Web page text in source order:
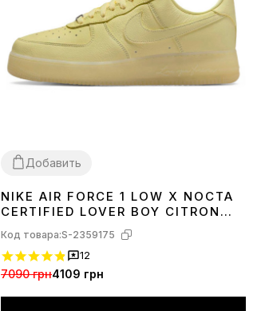
Добавить
3637 38 39 40424344 45
NIKE AIR FORCE 1 LOW X NOCTA
CERTIFIED LOVER BOY CITRON
TINT CZ8065-800
Код товара:S-2359175
12
7090 грн4109 грн